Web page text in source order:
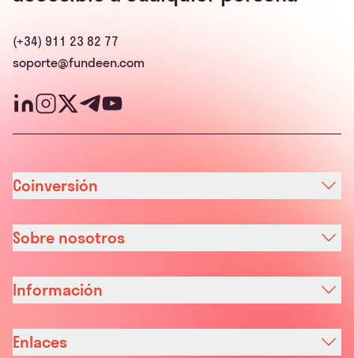
(+34) 911 23 82 77
soporte@fundeen.com
Coinversión
Sobre nosotros
Información
Enlaces